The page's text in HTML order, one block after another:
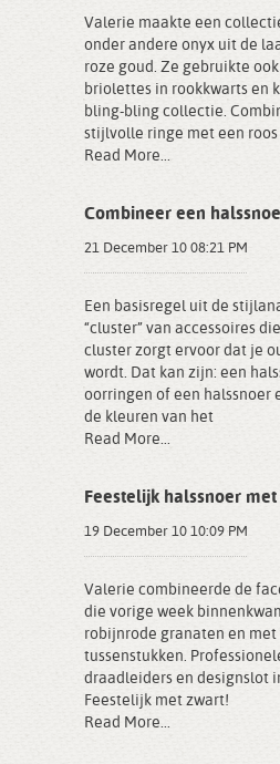
Valerie maakte een
onder andere onyx uit de
roze goud. Ze gebruikte
briolettes in rookkwarts en
bling-bling collectie.
stijlvolle ringe met een roos
Read More...
Combineer een
21 December 10 08:21 PM
Een basisregel uit de
“cluster” van accessoires
cluster zorgt ervoor dat je
wordt. Dat kan zijn: een
oorringen of een halssnoer
de kleuren van het
Read More...
Feestelijk halssnoer
19 December 10 10:09 PM
Valerie combineerde de
die vorige week
robijnrode granaten en met
tussenstukken.
draadleiders en designslot
Feestelijk met zwart!
Read More...